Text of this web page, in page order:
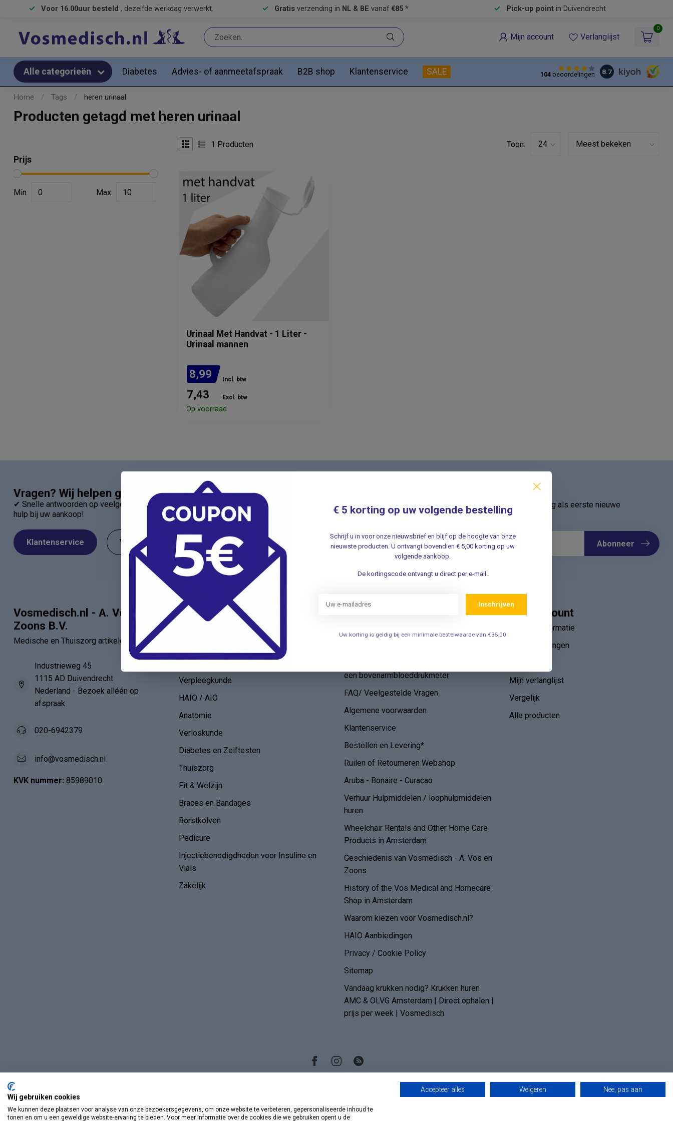
Voor 16.00uur besteld , dezelfde werkdag verwerkt. Gratis verzending in NL & BE vanaf €85 * Pick-up pointin Duivendrecht
Mijn account Verlanglijst
0
Alle categorieën Diabetes Advies- of aanmeetafspraak B2B shop Klantenservice SALE 104beoordelingen 8.7
Home / Tags / heren urinaal
Producten getagd met heren urinaal
Prijs
Min Max
1 Producten Toon:
Urinaal Met Handvat - 1 Liter -
Urinaal mannen
8,99 Incl. btw
7,43 Excl. btw
Op voorraad
Vragen? Wij helpen graag!
✔ Snelle antwoorden op veelgestelde vragen ✔ Direct contact met onze klantenservice ✔ Altijd
hulp bij uw aankoop!
Klantenservice Veelgestelde Vragen
Schrijf u in voor onze nieuwsbrief en ontvang als eerste nieuwe
aanbiedingen Meld u nu aan ➡️
Abonneer
Vosmedisch.nl - A. Vos en
Zoons B.V.
Medische en Thuiszorg artikelen
Industrieweg 45
1115 AD Duivendrecht
Nederland - Bezoek alléén op
afspraak
020-6942379
info@vosmedisch.nl
KVK nummer: 85989010
Categorieën
EHBO - BHV
Verpleegkunde
HAIO / AIO
Anatomie
Verloskunde
Diabetes en Zelftesten
Thuiszorg
Fit & Welzijn
Braces en Bandages
Borstkolven
Pedicure
Injectiebenodigdheden voor Insuline en
Vials
Zakelijk
een bovenarmbloeddrukmeter
FAQ/ Veelgestelde Vragen
Algemene voorwaarden
Klantenservice
Bestellen en Levering*
Ruilen of Retourneren Webshop
Aruba - Bonaire - Curacao
Verhuur Hulpmiddelen / loophulpmiddelen
huren
Wheelchair Rentals and Other Home Care
Products in Amsterdam
Geschiedenis van Vosmedisch - A. Vos en
Zoons
History of the Vos Medical and Homecare
Shop in Amsterdam
Waarom kiezen voor Vosmedisch.nl?
HAIO Aanbiedingen
Privacy / Cookie Policy
Sitemap
Vandaag krukken nodig? Krukken huren
AMC & OLVG Amsterdam | Direct ophalen |
prijs per week | Vosmedisch
Mijn account
Account informatie
Mijn bestellingen
Mijn verlanglijst
Vergelijk
Alle producten
€ 5 korting op uw volgende bestelling
Schrijf u in voor onze nieuwsbrief en blijf op de hoogte van onze
nieuwste producten. U ontvangt bovendien € 5,00 korting op uw
volgende aankoop.
De kortingscode ontvangt u direct per e-mail.
Inschrijven
Uw korting is geldig bij een minimale bestelwaarde van €35,00
Wij gebruiken cookies
We kunnen deze plaatsen voor analyse van onze bezoekersgegevens, om onze website te verbeteren, gepersonaliseerde inhoud te
tonen en om u een geweldige website-ervaring te bieden. Voor meer informatie over de cookies die we gebruiken opent u de
Accepteer alles Weigeren Nee, pas aan